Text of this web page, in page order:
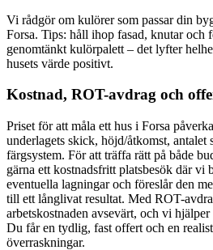
Vi rådgör om kulörer som passar din
Forsa. Tips: håll ihop fasad, knutar och
genomtänkt kulörpalett – det lyfter
husets värde positivt.
Kostnad, ROT-avdrag och
Priset för att måla ett hus i Forsa
underlagets skick, höjd/åtkomst,
färgsystem. För att träffa rätt på både
gärna ett kostnadsfritt platsbesök där vi
eventuella lagningar och föreslår den
till ett långlivat resultat. Med ROT-
arbetskostnaden avsevärt, och vi
Du får en tydlig, fast offert och en
överraskningar.